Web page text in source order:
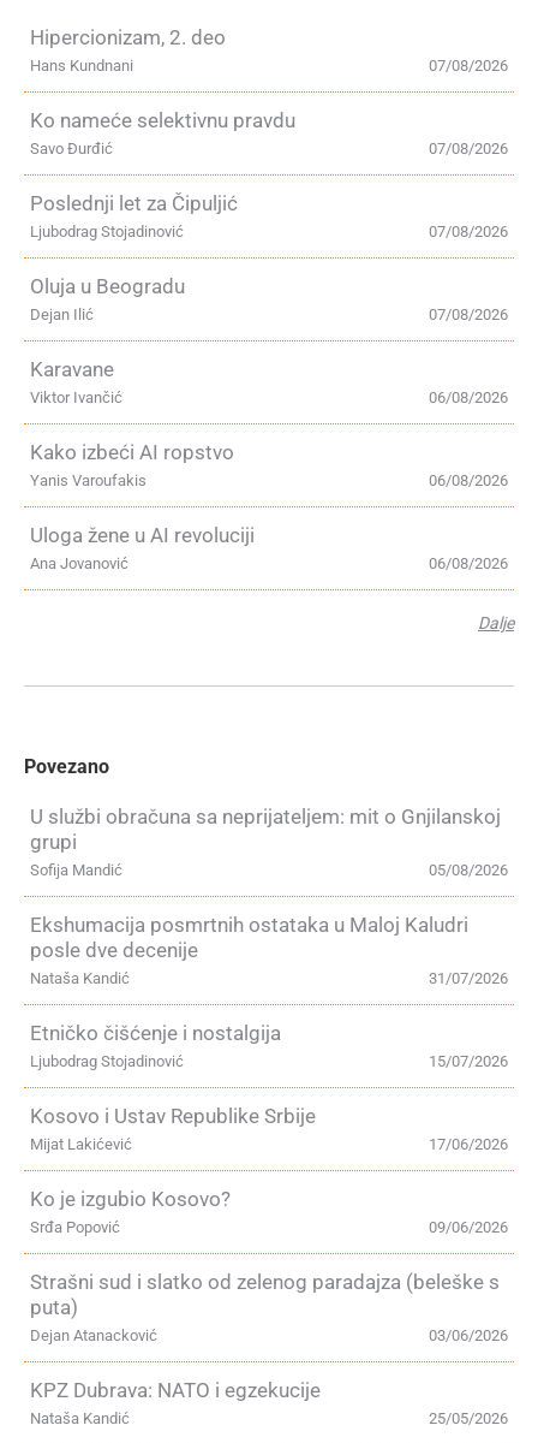
Hipercionizam, 2. deo
07/08/2026
Hans Kundnani
Ko nameće selektivnu pravdu
07/08/2026
Savo Đurđić
Poslednji let za Čipuljić
07/08/2026
Ljubodrag Stojadinović
Oluja u Beogradu
07/08/2026
Dejan Ilić
Karavane
06/08/2026
Viktor Ivančić
Kako izbeći AI ropstvo
06/08/2026
Yanis Varoufakis
Uloga žene u AI revoluciji
06/08/2026
Ana Jovanović
Dalje
Povezano
U službi obračuna sa neprijateljem: mit o Gnjilanskoj
grupi
05/08/2026
Sofija Mandić
Ekshumacija posmrtnih ostataka u Maloj Kaludri
posle dve decenije
31/07/2026
Nataša Kandić
Etničko čišćenje i nostalgija
15/07/2026
Ljubodrag Stojadinović
Kosovo i Ustav Republike Srbije
17/06/2026
Mijat Lakićević
Ko je izgubio Kosovo?
09/06/2026
Srđa Popović
Strašni sud i slatko od zelenog paradajza (beleške s
puta)
03/06/2026
Dejan Atanacković
KPZ Dubrava: NATO i egzekucije
25/05/2026
Nataša Kandić